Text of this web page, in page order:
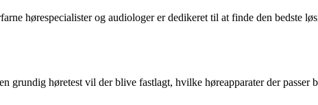
hørespecialister og audiologer er dedikeret til at finde den bedste
grundig høretest vil der blive fastlagt, hvilke høreapparater der passer